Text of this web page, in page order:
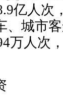
亿人次
、城市
万人次